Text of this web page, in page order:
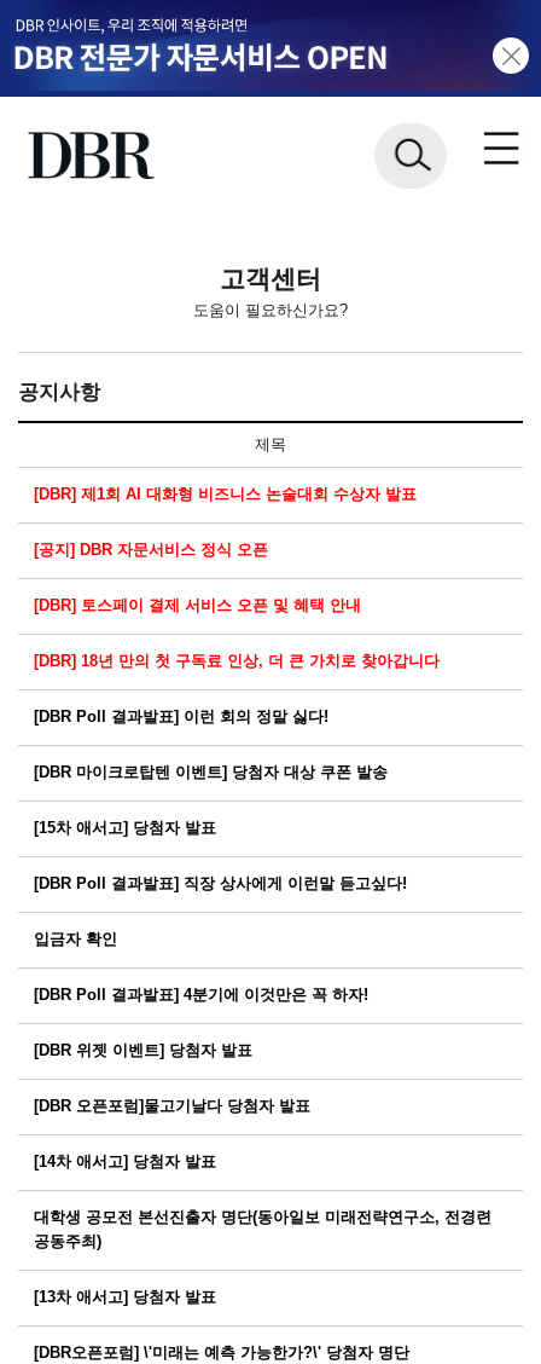
고객센터
도움이 필요하신가요?
공지사항
제목
[DBR] 제1회 AI 대화형 비즈니스 논술대회 수상자 발표
[공지] DBR 자문서비스 정식 오픈
[DBR] 토스페이 결제 서비스 오픈 및 혜택 안내
[DBR] 18년 만의 첫 구독료 인상, 더 큰 가치로 찾아갑니다
[DBR Poll 결과발표] 이런 회의 정말 싫다!
[DBR 마이크로탑텐 이벤트] 당첨자 대상 쿠폰 발송
[15차 애서고] 당첨자 발표
[DBR Poll 결과발표] 직장 상사에게 이런말 듣고싶다!
입금자 확인
[DBR Poll 결과발표] 4분기에 이것만은 꼭 하자!
[DBR 위젯 이벤트] 당첨자 발표
[DBR 오픈포럼]물고기날다 당첨자 발표
[14차 애서고] 당첨자 발표
대학생 공모전 본선진출자 명단(동아일보 미래전략연구소, 전경련
공동주최)
[13차 애서고] 당첨자 발표
[DBR오픈포럼] \'미래는 예측 가능한가?\' 당첨자 명단